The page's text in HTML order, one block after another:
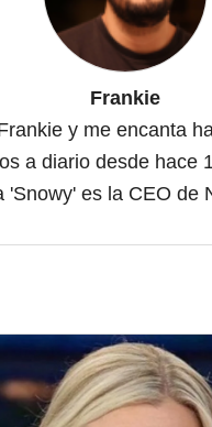
Frankie
y me encanta
a diario desde hace
'Snowy' es la CEO de